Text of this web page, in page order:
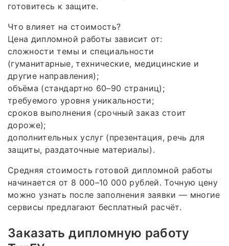
готовитесь к защите.
Что влияет на стоимость?
Цена дипломной работы зависит от:
сложности темы и специальности
(гуманитарные, технические, медицинские и
другие направления);
объёма (стандартно 60–90 страниц);
требуемого уровня уникальности;
сроков выполнения (срочный заказ стоит
дороже);
дополнительных услуг (презентация, речь для
защиты, раздаточные материалы).
Средняя стоимость готовой дипломной работы
начинается от 8 000–10 000 рублей. Точную цену
можно узнать после заполнения заявки — многие
сервисы предлагают бесплатный расчёт.
Заказать дипломную работу